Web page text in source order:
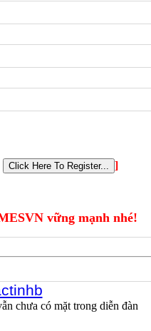
]
vững mạnh nhé!